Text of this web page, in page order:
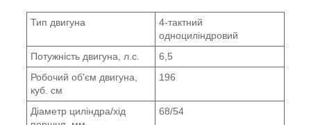
Тип двигуна
4-тактний
одноциліндровий
Потужність двигуна, л.с.
6,5
Робочий об'єм двигуна,
куб. см
196
Діаметр циліндра/хід
68/54